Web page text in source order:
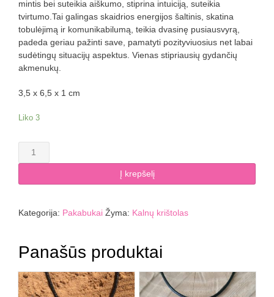
mintis bei suteikia aiškumo, stiprina intuiciją, suteikia
tvirtumo.Tai galingas skaidrios energijos šaltinis, skatina
tobulėjimą ir komunikabilumą, teikia dvasinę pusiausvyrą,
padeda geriau pažinti save, pamatyti pozityviuosius net labai
sudėtingų situacijų aspektus. Vienas stipriausių gydančių
akmenukų.
3,5 x 6,5 x 1 cm
Liko 3
produkto
krištolo
pirštelis
Į krepšelį
Kategorija: Pakabukai Žyma: Kalnų krištolas
Panašūs produktai